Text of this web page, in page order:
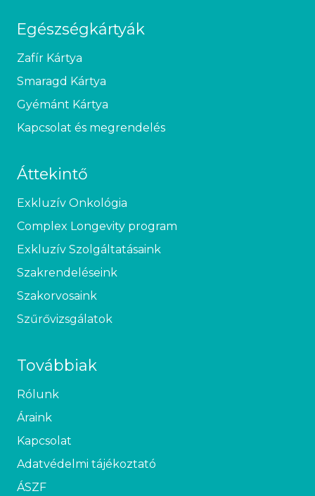
Egészségkártyák
Zafír Kártya
Smaragd Kártya
Gyémánt Kártya
Kapcsolat és megrendelés
Áttekintő
Exkluzív Onkológia
Complex Longevity program
Exkluzív Szolgáltatásaink
Szakrendeléseink
Szakorvosaink
Szűrővizsgálatok
Továbbiak
Rólunk
Áraink
Kapcsolat
Adatvédelmi tájékoztató
ÁSZF